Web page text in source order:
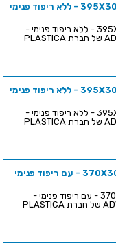
מזוודת אחסון 395X300X103MM - ללא ריפוד פנימי
מזוודת אחסון 395X300X103MM - ללא ריפוד פנימי -
כחולה ♦ מסדרת ADVANCED של חברת PLASTICA
מזוודת אחסון 395X300X103MM - ללא ריפוד פנימי
מזוודת אחסון 395X300X103MM - ללא ריפוד פנימי -
אדומה ♦ מסדרת ADVANCED של חברת PLASTICA
מזוודת אחסון 370X307X121MM - עם ריפוד פנימי
מזוודת אחסון 370X307X121MM - עם ריפוד פנימי -
שקופה ♦ מסדרת ADVANCED של חברת PLASTICA